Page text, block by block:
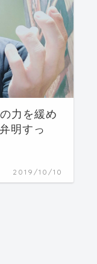
力を緩め
明すっ
2019/10/10